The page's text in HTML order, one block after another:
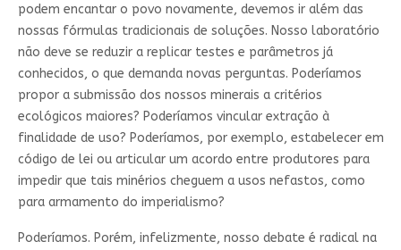
podem encantar o povo novamente, devemos ir além das
nossas fórmulas tradicionais de soluções. Nosso laboratório
não deve se reduzir a replicar testes e parâmetros já
conhecidos, o que demanda novas perguntas. Poderíamos
propor a submissão dos nossos minerais a critérios
ecológicos maiores? Poderíamos vincular extração à
finalidade de uso? Poderíamos, por exemplo, estabelecer em
código de lei ou articular um acordo entre produtores para
impedir que tais minérios cheguem a usos nefastos, como
para armamento do imperialismo?
Poderíamos. Porém, infelizmente, nosso debate é radical na